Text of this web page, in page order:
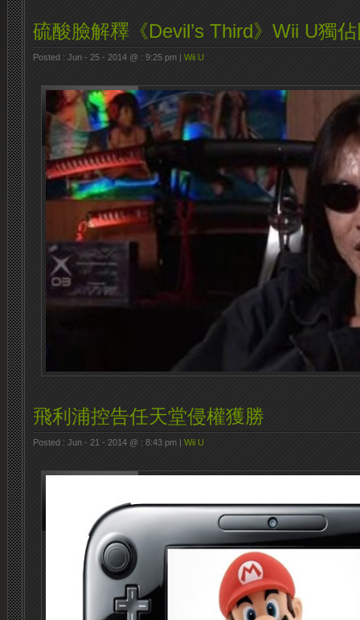
硫酸臉解釋《Devil’s Third》Wii U獨
Posted : Jun - 25 - 2014 @ : 9:25 pm | Wii U
飛利浦控告任天堂侵權獲勝
Posted : Jun - 21 - 2014 @ : 8:43 pm | Wii U